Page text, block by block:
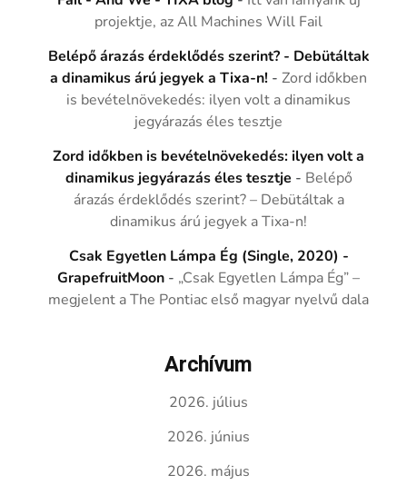
projektje, az All Machines Will Fail
Belépő árazás érdeklődés szerint? - Debütáltak
a dinamikus árú jegyek a Tixa-n! -Zord időkben
is bevételnövekedés: ilyen volt a dinamikus
jegyárazás éles tesztje
Zord időkben is bevételnövekedés: ilyen volt a
dinamikus jegyárazás éles tesztje - Belépő
árazás érdeklődés szerint? – Debütáltak a
dinamikus árú jegyek a Tixa-n!
Csak Egyetlen Lámpa Ég (Single, 2020) -
GrapefruitMoon - „Csak Egyetlen Lámpa Ég” –
megjelent a The Pontiac első magyar nyelvű dala
Archívum
2026. július
2026. június
2026. május